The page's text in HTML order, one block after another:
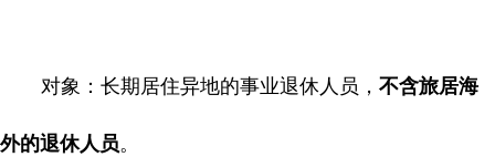
对象：长期居住异地的事业退休人员，不含旅居海
外的退休人员。